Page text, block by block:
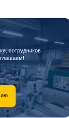
сотрудников